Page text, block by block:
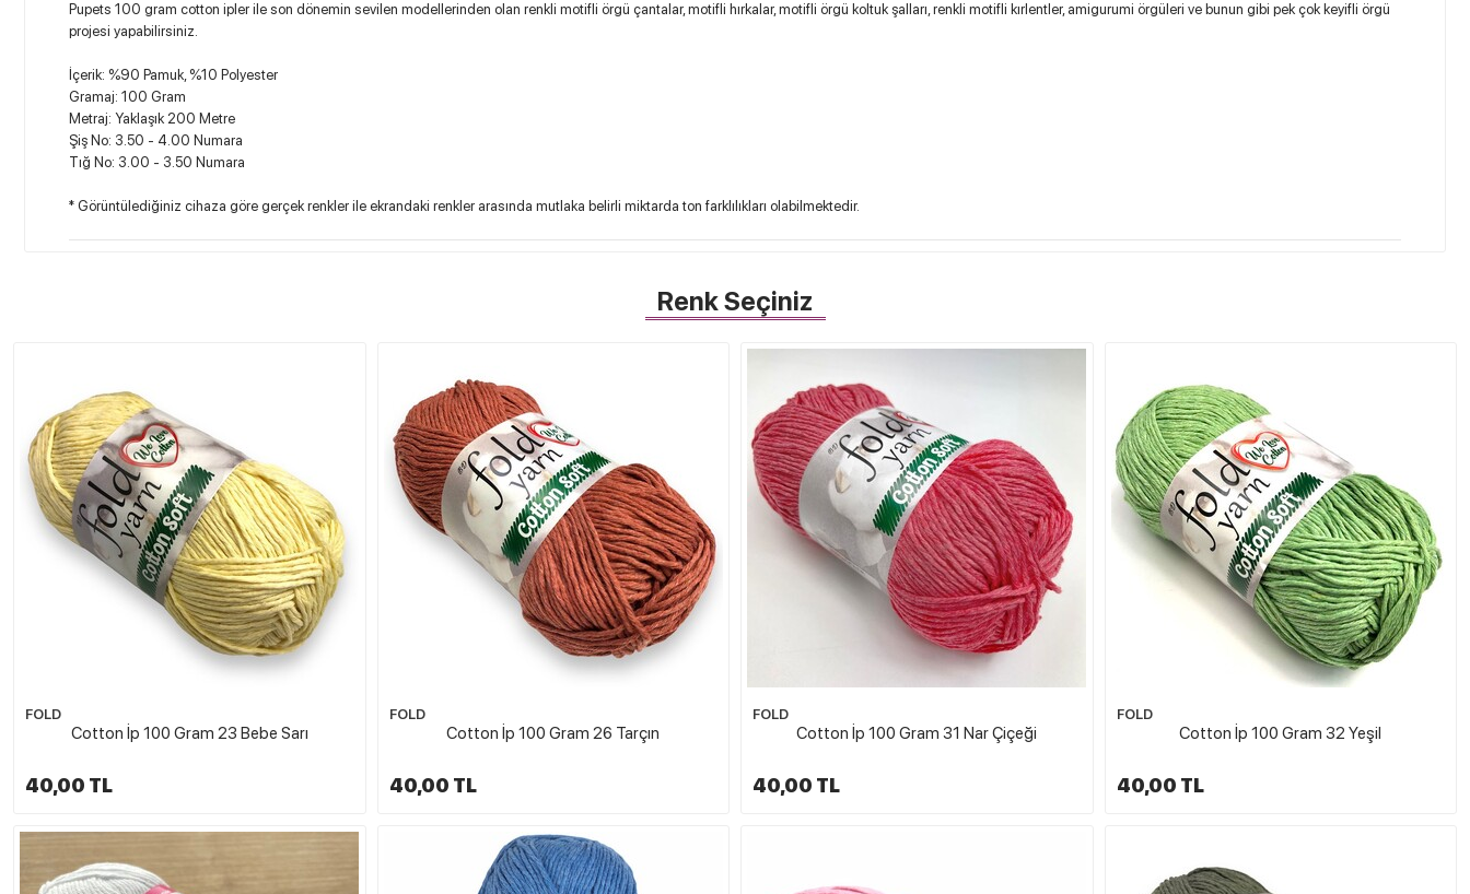
Pupets 100 gram cotton ipler ile son dönemin sevilen modellerinden olan renkli motifli örgü çantalar, motifli hırkalar, motifli örgü koltuk şalları, renkli motifli kırlentler, amigurumi örgüleri ve bunun gibi pek çok keyifli örgü
projesi yapabilirsiniz.
İçerik: %90 Pamuk, %10 Polyester
Gramaj: 100 Gram
Metraj: Yaklaşık 200 Metre
Şiş No: 3.50 - 4.00 Numara
Tığ No: 3.00 - 3.50 Numara
* Görüntülediğiniz cihaza göre gerçek renkler ile ekrandaki renkler arasında mutlaka belirli miktarda ton farklılıkları olabilmektedir.
Renk Seçiniz
FOLD
Cotton İp 100 Gram 23 Bebe Sarı
40,00 TL
FOLD
Cotton İp 100 Gram 26 Tarçın
40,00 TL
FOLD
Cotton İp 100 Gram 31 Nar Çiçeği
40,00 TL
FOLD
Cotton İp 100 Gram 32 Yeşil
40,00 TL